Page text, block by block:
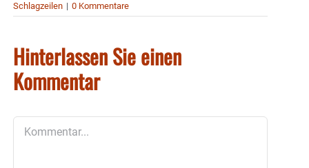
Schlagzeilen | 0 Kommentare
Hinterlassen Sie einen
Kommentar